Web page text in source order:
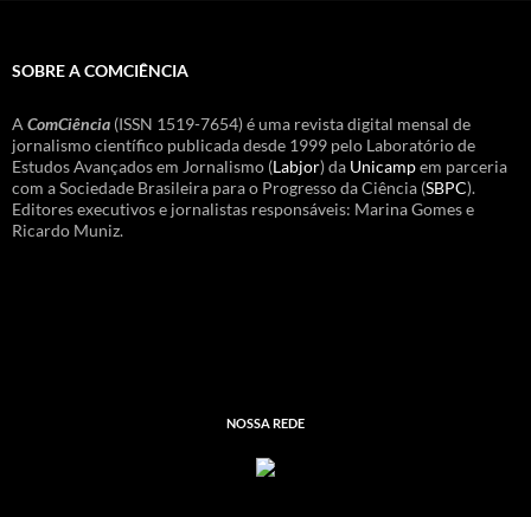
SOBRE A COMCIÊNCIA
A ComCiência (ISSN 1519-7654) é uma revista digital mensal de
jornalismo científico publicada desde 1999 pelo Laboratório de
Estudos Avançados em Jornalismo (Labjor) da Unicampem parceria
com a Sociedade Brasileira para o Progresso da Ciência (SBPC).
Editores executivos e jornalistas responsáveis: Marina Gomes e
Ricardo Muniz.
NOSSA REDE